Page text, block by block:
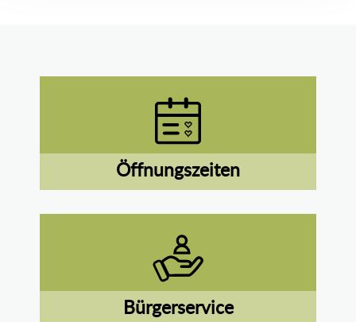
Öffnungszeiten
Bürgerservice